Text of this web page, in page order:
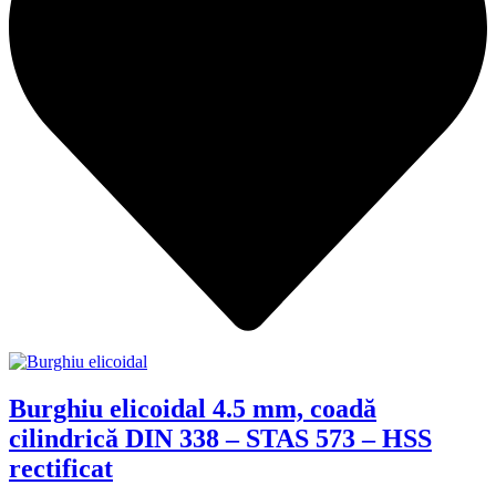
Burghiu elicoidal 4.5 mm, coadă
cilindrică DIN 338 – STAS 573 – HSS
rectificat